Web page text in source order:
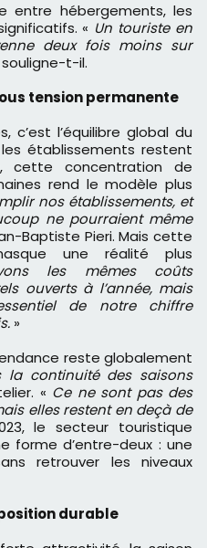
entre hébergements, les
« Un touriste en
deux fois moins sur
t-il.
tension permanente
c’est l’équilibre global du
établissements restent
cette concentration de
rend le modèle plus
nos établissements, et
ne pourraient même
Baptiste Pieri. Mais cette
une réalité plus
les mêmes coûts
ouverts à l’année, mais
de notre chiffre
»
reste globalement
la continuité des saisons
« Ce ne sont pas des
elles restent en deçà de
le secteur touristique
forme d’entre-deux : une
retrouver les niveaux
durable